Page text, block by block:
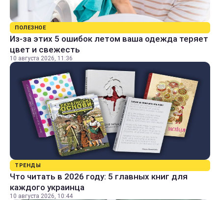
ПОЛЕЗНОЕ
Из-за этих 5 ошибок летом ваша одежда теряет
цвет и свежесть
10 августа 2026, 11:36
ТРЕНДЫ
Что читать в 2026 году: 5 главных книг для
каждого украинца
10 августа 2026, 10:44